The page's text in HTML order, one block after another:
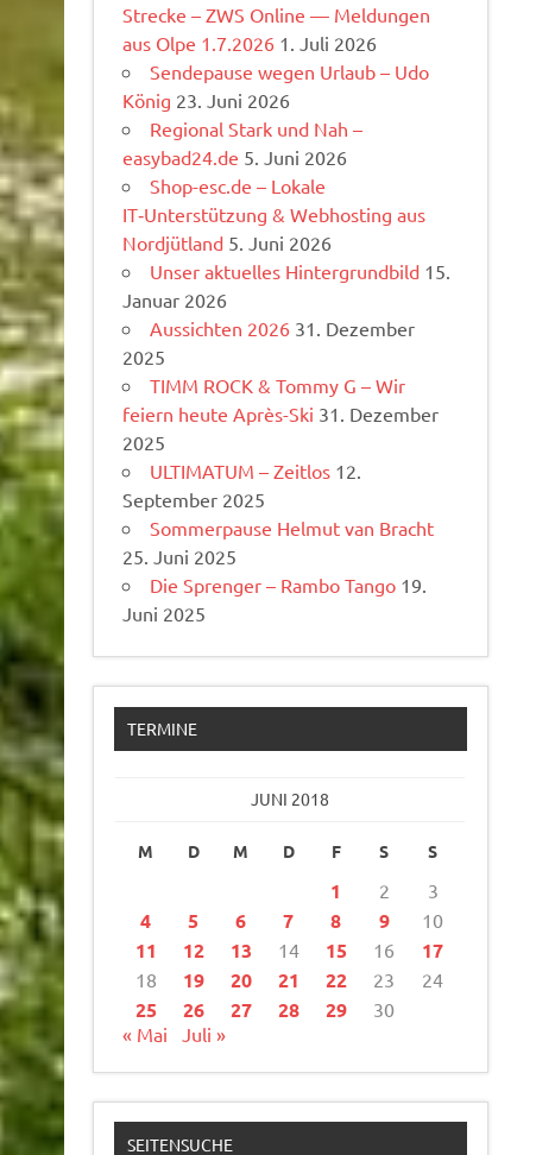
Strecke – ZWS Online — Meldungen
aus Olpe 1.7.2026 1. Juli 2026
Sendepause wegen Urlaub – Udo
König 23. Juni 2026
Regional Stark und Nah –
easybad24.de 5. Juni 2026
Shop-esc.de – Lokale
IT‑Unterstützung & Webhosting aus
Nordjütland 5. Juni 2026
Unser aktuelles Hintergrundbild 15.
Januar 2026
Aussichten 2026 31. Dezember
2025
TIMM ROCK & Tommy G – Wir
feiern heute Après-Ski 31. Dezember
2025
ULTIMATUM – Zeitlos 12.
September 2025
Sommerpause Helmut van Bracht
25. Juni 2025
Die Sprenger – Rambo Tango 19.
Juni 2025
TERMINE
JUNI 2018
M D M D F S S
1 2 3
4 5 6 7 8 9 10
11 12 13 14 15 16 17
18 19 20 21 22 23 24
25 26 27 28 29
30
« Mai
Juli »
SEITENSUCHE